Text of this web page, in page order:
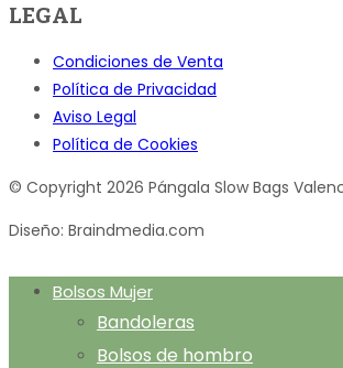
LEGAL
Condiciones de Venta
Política de Privacidad
Aviso Legal
Política de Cookies
© Copyright 2026 Pángala Slow Bags
Diseño: Braindmedia.com
Bolsos Mujer
Bandoleras
Bolsos de hombro